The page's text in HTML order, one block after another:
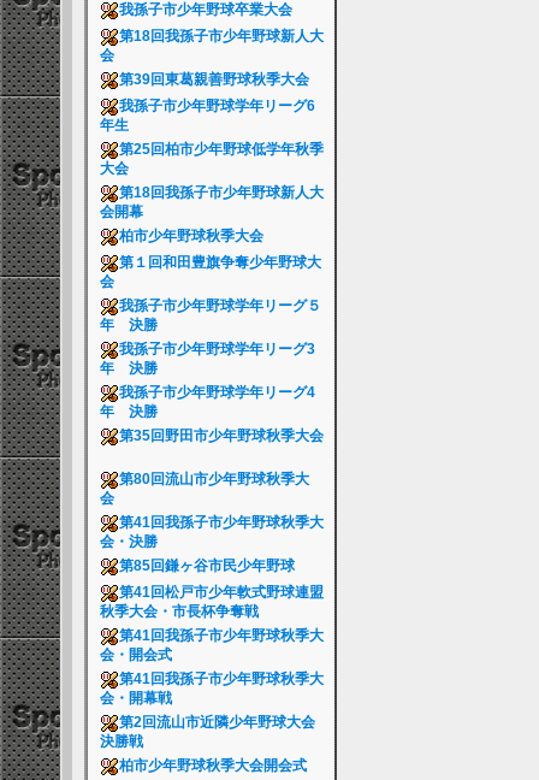
我孫子市少年野球卒業大会
第18回我孫子市少年野球新人大
会
第39回東葛親善野球秋季大会
我孫子市少年野球学年リーグ6
年生
第25回柏市少年野球低学年秋季
大会
第18回我孫子市少年野球新人大
会開幕
柏市少年野球秋季大会
第１回和田豊旗争奪少年野球大
会
我孫子市少年野球学年リーグ５
年 決勝
我孫子市少年野球学年リーグ3
年 決勝
我孫子市少年野球学年リーグ4
年 決勝
第35回野田市少年野球秋季大会
第80回流山市少年野球秋季大
会
第41回我孫子市少年野球秋季大
会・決勝
第85回鎌ヶ谷市民少年野球
第41回松戸市少年軟式野球連盟
秋季大会・市長杯争奪戦
第41回我孫子市少年野球秋季大
会・開会式
第41回我孫子市少年野球秋季大
会・開幕戦
第2回流山市近隣少年野球大会
決勝戦
柏市少年野球秋季大会開会式